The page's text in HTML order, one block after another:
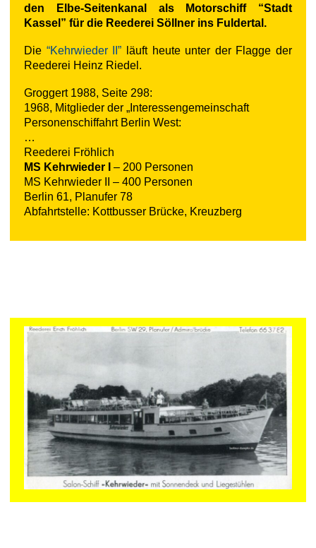
den Elbe-Seitenkanal als Motorschiff “Stadt
Kassel” für die Reederei Söllner ins Fuldertal.
Die “Kehrwieder II” läuft heute unter der Flagge der
Reederei Heinz Riedel.
Groggert 1988, Seite 298:
1968, Mitglieder der „Interessengemeinschaft
Personenschiffahrt Berlin West:
…
Reederei Fröhlich
MS Kehrwieder I
– 200 Personen
MS Kehrwieder II – 400 Personen
Berlin 61, Planufer 78
Abfahrtstelle: Kottbusser Brücke, Kreuzberg